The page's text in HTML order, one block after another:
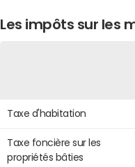
Les impôts sur les
Taxe d'habitation
Taxe foncière sur les
propriétés bâties